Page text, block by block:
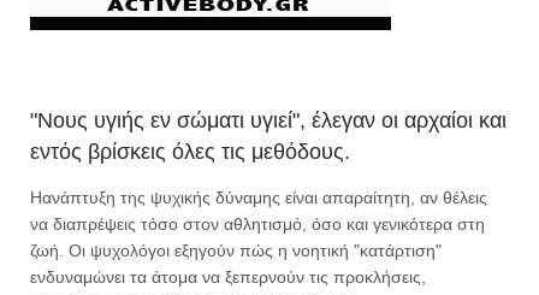
"Νους υγιής εν σώματι υγιεί", έλεγαν οι αρχαίοι και
εντός βρίσκεις όλες τις μεθόδους.
Ηανάπτυξη της ψυχικής δύναμης είναι απαραίτητη, αν θέλεις
να διαπρέψεις τόσο στον αθλητισμό, όσο και γενικότερα στη
ζωή. Οι ψυχολόγοι εξηγούν πώς η νοητική "κατάρτιση"
ενδυναμώνει τα άτομα να ξεπερνούν τις προκλήσεις,